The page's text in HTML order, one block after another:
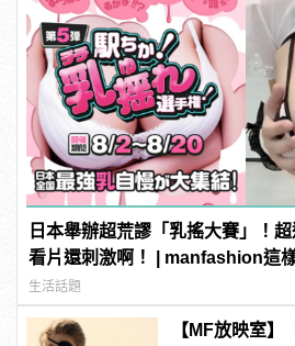
日本舉辦超荒謬「乳搖大賽」！
看片還刺激啊！ | manfashion這
生活話題
【MF放映室